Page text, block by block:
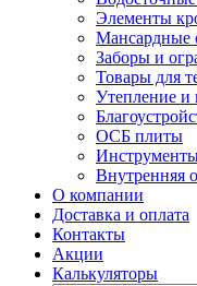
Элементы
Мансардные
Заборы и
Товары для
Утепление и
ОСБ плиты
Внутренняя
О компании
Доставка и оплата
Контакты
Акции
Калькуляторы